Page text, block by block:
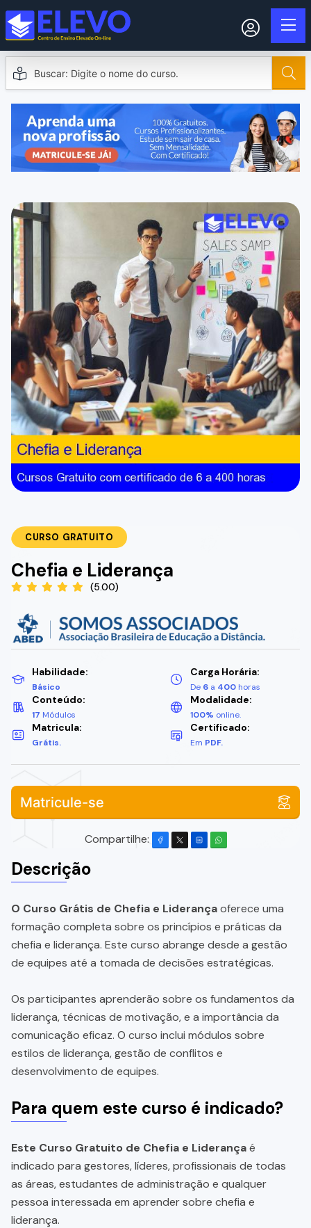
CURSO GRATUITO
Chefia e Liderança
(5.00)
Habilidade:
Básico
Carga Horária:
De 6 a 400 horas
Conteúdo:
17 Módulos
Modalidade:
100% online.
Matricula:
Grátis.
Certificado:
Em PDF.
Matricule-se
Compartilhe:
Descrição
O Curso Grátis de Chefia e Liderançaoferece uma
formação completa sobre os princípios e práticas da
chefia e liderança. Este curso abrange desde a gestão
de equipes até a tomada de decisões estratégicas.
Os participantes aprenderão sobre os fundamentos da
liderança, técnicas de motivação, e a importância da
comunicação eficaz. O curso inclui módulos sobre
estilos de liderança, gestão de conflitos e
desenvolvimento de equipes.
Para quem este curso é indicado?
Este Curso Gratuito de Chefia e Liderançaé
indicado para gestores, líderes, profissionais de todas
as áreas, estudantes de administração e qualquer
pessoa interessada em aprender sobre chefia e
liderança.